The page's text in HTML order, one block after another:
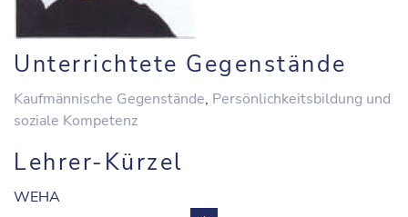
Unterrichtete Gegenstände
Kaufmännische Gegenstände, Persönlichkeitsbildung und
soziale Kompetenz
Lehrer-Kürzel
WEHA